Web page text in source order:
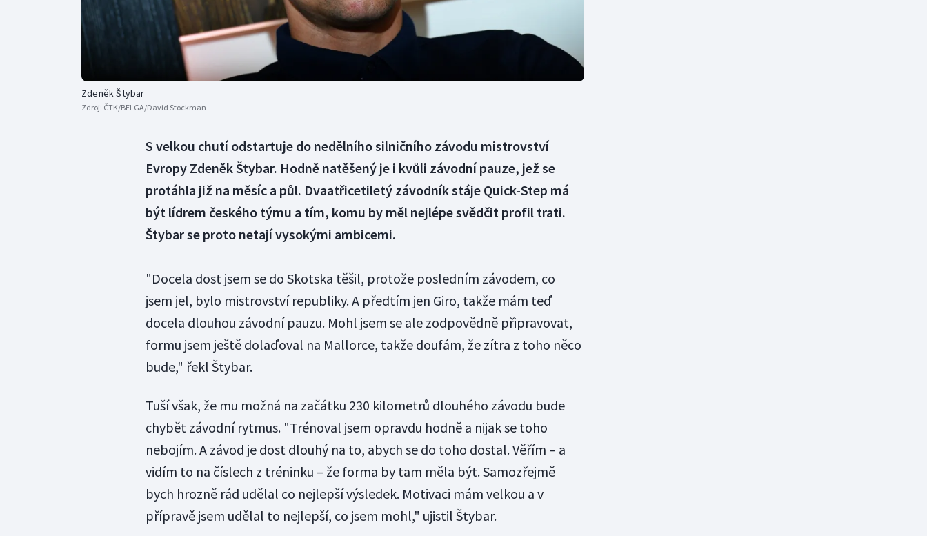
Zdeněk Štybar
Zdroj: ČTK/BELGA/David Stockman
S velkou chutí odstartuje do nedělního silničního závodu mistrovství
Evropy Zdeněk Štybar. Hodně natěšený je i kvůli závodní pauze, jež se
protáhla již na měsíc a půl. Dvaatřicetiletý závodník stáje Quick-Step má
být lídrem českého týmu a tím, komu by měl nejlépe svědčit profil trati.
Štybar se proto netají vysokými ambicemi.
"Docela dost jsem se do Skotska těšil, protože posledním závodem, co
jsem jel, bylo mistrovství republiky. A předtím jen Giro, takže mám teď
docela dlouhou závodní pauzu. Mohl jsem se ale zodpovědně připravovat,
formu jsem ještě dolaďoval na Mallorce, takže doufám, že zítra z toho něco
bude," řekl Štybar.
Tuší však, že mu možná na začátku 230 kilometrů dlouhého závodu bude
chybět závodní rytmus. "Trénoval jsem opravdu hodně a nijak se toho
nebojím. A závod je dost dlouhý na to, abych se do toho dostal. Věřím – a
vidím to na číslech z tréninku – že forma by tam měla být. Samozřejmě
bych hrozně rád udělal co nejlepší výsledek. Motivaci mám velkou a v
přípravě jsem udělal to nejlepší, co jsem mohl," ujistil Štybar.